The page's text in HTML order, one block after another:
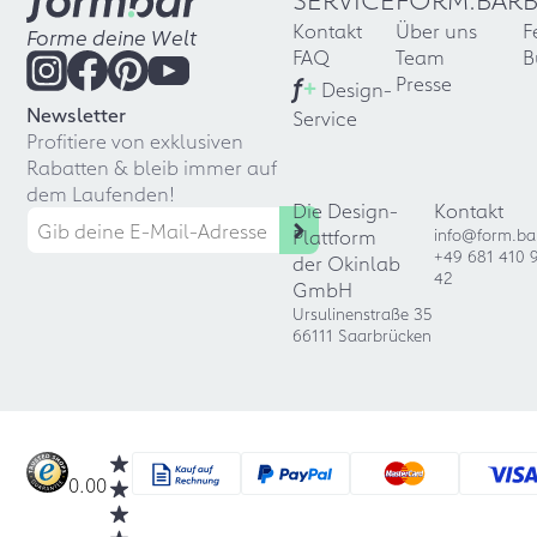
Forme deine Welt
Newsletter
Profitiere von exklusiven
Rabatten & bleib immer auf
dem Laufenden!
Kontakt
FAQ
f+ Design-
Service
Über uns
Team
Presse
Die Design-
Plattform
der Okinlab
GmbH
Ursulinenstraße 35
66111 Saarbrücken
Kontakt
+49 681 410
42
0.00